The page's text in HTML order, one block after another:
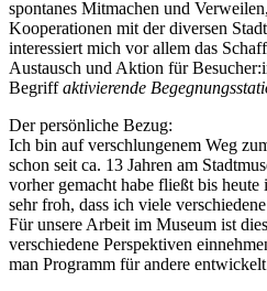
spontanes Mitmachen und
Kooperationen mit der diversen
interessiert mich vor allem das
Austausch und Aktion für
Begriffaktivierende
Der persönliche Bezug:
Ich bin auf verschlungenem Weg
schon seit ca. 13 Jahren am
vorher gemacht habe fließt bis
sehr froh, dass ich viele
Für unsere Arbeit im Museum ist
verschiedene Perspektiven
man Programm für andere